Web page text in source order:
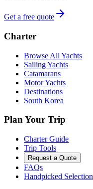
Get a free quote
Charter
Browse All Yachts
Sailing Yachts
Catamarans
Motor Yachts
Destinations
South Korea
Plan Your Trip
Charter Guide
Trip Tools
Request a Quote
FAQs
Handpicked Selection